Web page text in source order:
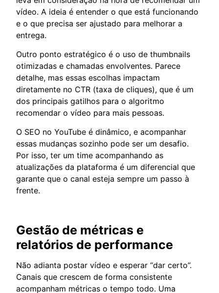
vídeo. A ideia é entender o que está funcionando
e o que precisa ser ajustado para melhorar a
entrega.
Outro ponto estratégico é o uso de thumbnails
otimizadas e chamadas envolventes. Parece
detalhe, mas essas escolhas impactam
diretamente no CTR (taxa de cliques), que é um
dos principais gatilhos para o algoritmo
recomendar o vídeo para mais pessoas.
O SEO no YouTube é dinâmico, e acompanhar
essas mudanças sozinho pode ser um desafio.
Por isso, ter um time acompanhando as
atualizações da plataforma é um diferencial que
garante que o canal esteja sempre um passo à
frente.
Gestão de métricas e
relatórios de performance
Não adianta postar vídeo e esperar “dar certo”.
Canais que crescem de forma consistente
acompanham métricas o tempo todo. Uma